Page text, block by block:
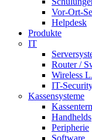
Vor-Ort-
Helpdesk
Produkte
IT
Router /
Wireless
IT-
Kassensysteme
Handhelds
Peripherie